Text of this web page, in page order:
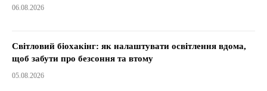
06.08.2026
Світловий біохакінг: як налаштувати освітлення вдома,
щоб забути про безсоння та втому
05.08.2026